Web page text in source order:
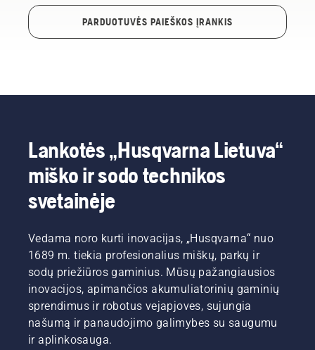
PARDUOTUVĖS PAIEŠKOS ĮRANKIS
Lankotės „Husqvarna Lietuva“
miško ir sodo technikos
svetainėje
Vedama noro kurti inovacijas, „Husqvarna“ nuo
1689 m. tiekia profesionalius miškų, parkų ir
sodų priežiūros gaminius. Mūsų pažangiausios
inovacijos, apimančios akumuliatorinių gaminių
sprendimus ir robotus vejapjoves, sujungia
našumą ir panaudojimo galimybes su saugumu
ir aplinkosauga.